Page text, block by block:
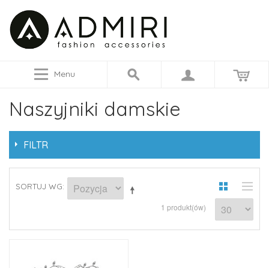
Menu
Naszyjniki damskie
FILTR
SORTUJ WG
1 produkt(ów)